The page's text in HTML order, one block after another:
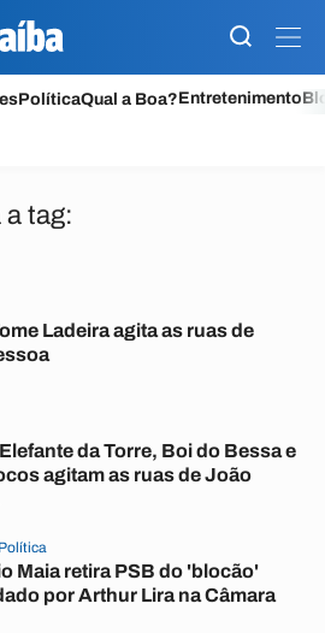
PolíticaQual a Boa?Entretenimento
a tag:
Ladeira agita as ruas de
da Torre, Boi do Bessa e
agitam as ruas de João
Maia retira PSB do 'blocão'
por Arthur Lira na Câmara